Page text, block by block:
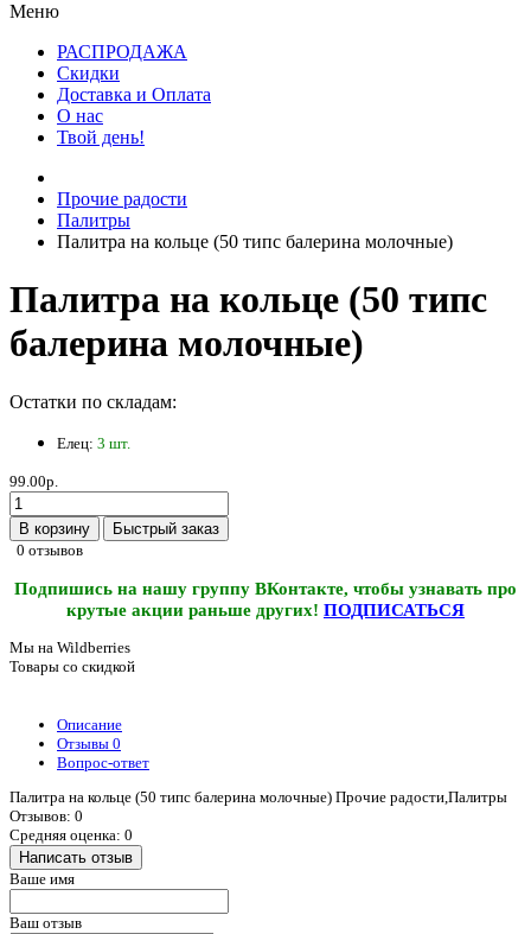
Меню
РАСПРОДАЖА
Скидки
Доставка и Оплата
О нас
Твой день!
Прочие радости
Палитры
Палитра на кольце (50 типс балерина молочные)
Палитра на кольце (50 типс
балерина молочные)
Остатки по складам:
Елец: 3 шт.
99.00р.
В корзину
Быстрый заказ
0 отзывов
Подпишись на нашу группу ВКонтакте, чтобы узнавать про
крутые акции раньше других! ПОДПИСАТЬСЯ
Мы на Wildberries
Товары со скидкой
Описание
Отзывы 0
Вопрос-ответ
Палитра на кольце (50 типс балерина молочные) Прочие радости,Палитры
Отзывов: 0
Средняя оценка: 0
Написать отзыв
Ваше имя
Ваш отзыв